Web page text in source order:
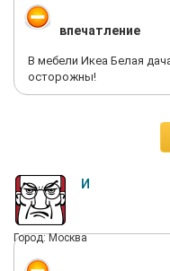
впечатление
В мебели Икеа Белая
осторожны!
И
Город: Москва